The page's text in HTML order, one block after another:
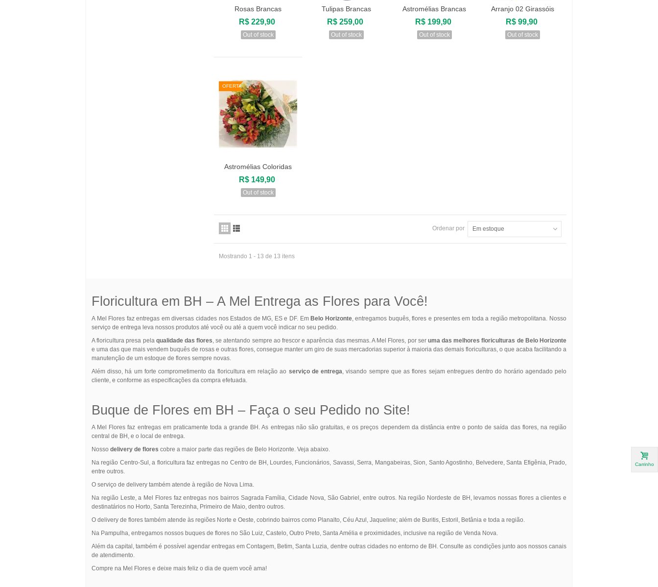
Visualizar
Rosas Brancas
R$ 229,90
Out of stock
Visualizar
Tulipas Brancas
R$ 259,00
Out of stock
Visualizar
Astromélias Brancas
R$ 199,90
Out of stock
Visualizar
Arranjo 02 Girassóis
R$ 99,90
Out of stock
OFERTA
Visualizar
Astromélias Coloridas
R$ 149,90
Out of stock
Ordenar por Em estoque
Mostrando 1 - 13 de 13 itens
Floricultura em BH – A Mel Entrega as Flores para Você!
A Mel Flores faz entregas em diversas cidades nos Estados de MG, ES e DF. EmBelo Horizonte, entregamos buquês, flores e presentes em toda a região metropolitana. Nosso
serviço de entrega leva nossos produtos até você ou até a quem você indicar no seu pedido.
A floricultura presa pela qualidade das flores , se atentando sempre ao frescor e aparência das mesmas. A Mel Flores, por seruma das melhores floriculturas de Belo Horizonte
e uma das que mais vendem buquês de rosas e outras flores, consegue manter um giro de suas mercadorias superior à maioria das demais floriculturas, o que acaba facilitando a
manutenção de um estoque de flores sempre novas.
Além disso, há um forte comprometimento da floricultura em relação ao serviço de entrega , visando sempre que as flores sejam entregues dentro do horário agendado pelo
cliente, e conforme as especificações da compra efetuada.
Buque de Flores em BH – Faça o seu Pedido no Site!
A Mel Flores faz entregas em praticamente toda a grande BH. As entregas não são gratuitas, e os preços dependem da distância entre o ponto de saída das flores, na região
central de BH, e o local de entrega.
Nosso delivery de flores cobre a maior parte das regiões de Belo Horizonte. Veja abaixo.
Na região Centro-Sul, a floricultura faz entregas no Centro de BH, Lourdes, Funcionários, Savassi, Serra, Mangabeiras, Sion, Santo Agostinho, Belvedere, Santa Efigênia, Prado,
entre outros.
O serviço de delivery também atende à região de Nova Lima.
Na região Leste, a Mel Flores faz entregas nos bairros Sagrada Família, Cidade Nova, São Gabriel, entre outros. Na região Nordeste de BH, levamos nossas flores a clientes e
destinatários no Horto, Santa Terezinha, Primeiro de Maio, dentro outros.
O delivery de flores também atende às regiões Norte e Oeste, cobrindo bairros como Planalto, Céu Azul, Jaqueline; além de Buritis, Estoril, Betânia e toda a região.
Na Pampulha, entregamos nossos buques de flores no São Luiz, Castelo, Outro Preto, Santa Amélia e proximidades, inclusive na região de Venda Nova.
Além da capital, também é possível agendar entregas em Contagem, Betim, Santa Luzia, dentre outras cidades no entorno de BH. Consulte as condições junto aos nossos canais
de atendimento.
Compre na Mel Flores e deixe mais feliz o dia de quem você ama!
Carrinho